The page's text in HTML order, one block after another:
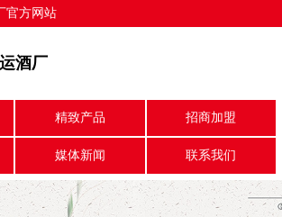
官方网站
酒厂
精致产品 招商加盟
媒体新闻 联系我们